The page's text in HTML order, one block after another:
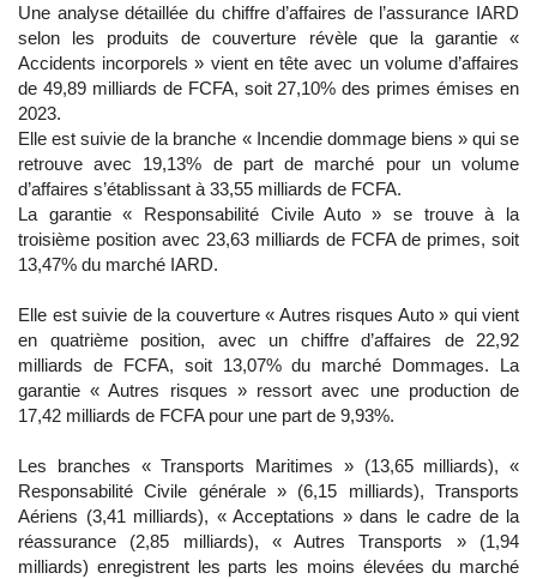
Une analyse détaillée du chiffre d’affaires de l’assurance IARD
selon les produits de couverture révèle que la garantie «
Accidents incorporels » vient en tête avec un volume d’affaires
de 49,89 milliards de FCFA, soit 27,10% des primes émises en
2023.
Elle est suivie de la branche « Incendie dommage biens » qui se
retrouve avec 19,13% de part de marché pour un volume
d’affaires s’établissant à 33,55 milliards de FCFA.
La garantie « Responsabilité Civile Auto » se trouve à la
troisième position avec 23,63 milliards de FCFA de primes, soit
13,47% du marché IARD.
Elle est suivie de la couverture « Autres risques Auto » qui vient
en quatrième position, avec un chiffre d’affaires de 22,92
milliards de FCFA, soit 13,07% du marché Dommages. La
garantie « Autres risques » ressort avec une production de
17,42 milliards de FCFA pour une part de 9,93%.
Les branches « Transports Maritimes » (13,65 milliards), «
Responsabilité Civile générale » (6,15 milliards), Transports
Aériens (3,41 milliards), « Acceptations » dans le cadre de la
réassurance (2,85 milliards), « Autres Transports » (1,94
milliards) enregistrent les parts les moins élevées du marché